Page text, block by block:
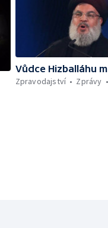
Vůdce Hizballáhu
Zpravodajství
Zprávy